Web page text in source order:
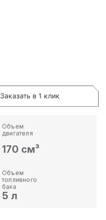
Заказать в 1 клик
Объем
двигателя
170 см³
Объем
топливного
бака
5 л